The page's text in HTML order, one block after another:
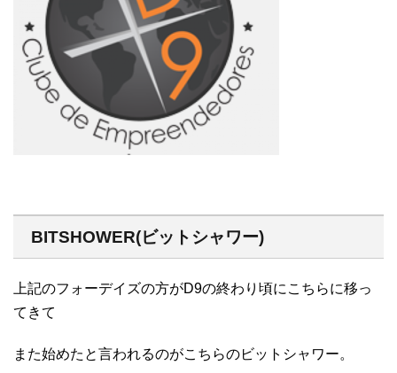
BITSHOWER(ビットシャワー)
上記のフォーデイズの方がD9の終わり頃にこちらに移っ
てきて
また始めたと言われるのがこちらのビットシャワー。